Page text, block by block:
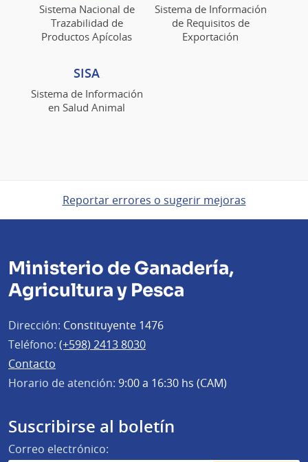
Sistema Nacional de
Trazabilidad de
Productos Apícolas
Sistema de Información
de Requisitos de
Exportación
SISA
Sistema de Información
en Salud Animal
Reportar errores o sugerir mejoras
Ministerio de Ganadería,
Agricultura y Pesca
Dirección: Constituyente 1476
Teléfono: (+598) 2413 8030
Contacto
Horario de atención: 9:00 a 16:30 hs (CAM)
Suscribirse al boletín
Correo electrónico: